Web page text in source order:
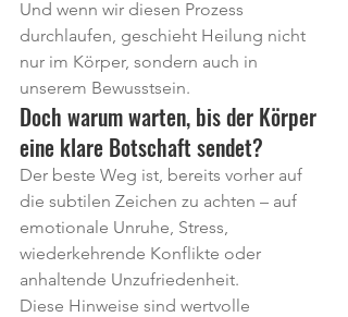
Und wenn wir diesen Prozess
durchlaufen, geschieht Heilung nicht
nur im Körper, sondern auch in
unserem Bewusstsein.
Doch warum warten, bis der Körper
eine klare Botschaft sendet?
Der beste Weg ist, bereits vorher auf
die subtilen Zeichen zu achten – auf
emotionale Unruhe, Stress,
wiederkehrende Konflikte oder
anhaltende Unzufriedenheit.
Diese Hinweise sind wertvolle